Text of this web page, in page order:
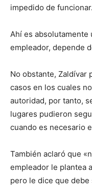
impedido de funcionar.
Ahí es absolutamente
empleador, depende
No obstante, Zaldívar
casos en los cuales
autoridad, por tanto,
lugares pudieron
cuando es necesario
También aclaró que
empleador le plantea
pero le dice que